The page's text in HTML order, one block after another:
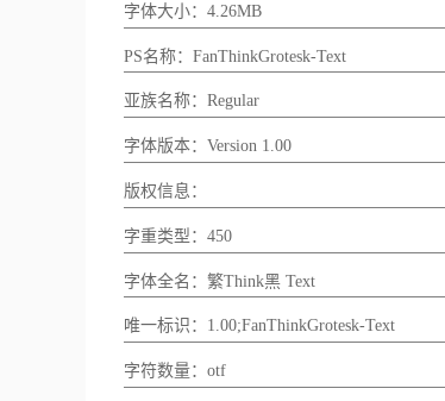
字体大小：4.26MB
PS名称：FanThinkGrotesk-Text
亚族名称：Regular
字体版本：Version 1.00
版权信息：
字重类型：450
字体全名：繁Think黑 Text
唯一标识：1.00;FanThinkGrotesk-Text
字符数量：otf